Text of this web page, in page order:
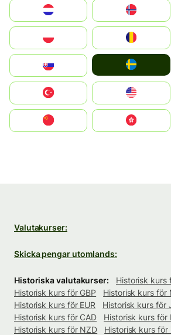
United States
中國香港特別行政區
Valutakurser:
Skicka pengar utomlands:
Historiska valutakurser:
Historisk kurs
Historisk kurs för GBP
Historisk kurs för
Historisk kurs för EUR
Historisk kurs för
Historisk kurs för CAD
Historisk kurs för
Historisk kurs för NZD
Historisk kurs för